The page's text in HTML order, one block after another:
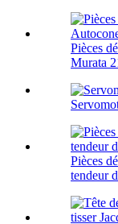
Pièces
Murata
Pièces
tendeur